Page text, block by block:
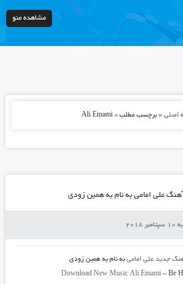
مشاهده منو
اصلی» برچسب مطلب » Ali Emami
علی امامی به نام به همین زودی
2018
جدید علی امامی به نامبه همین زودی
Download New Music Ali Emami –Be